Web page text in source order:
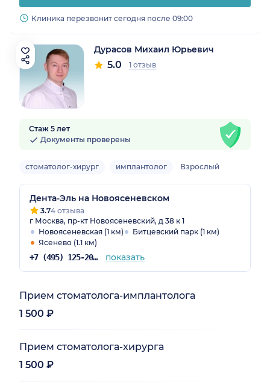
Клиника перезвонит сегодня после 09:00
Дурасов Михаил Юрьевич
5.0 1 отзыв
Стаж 5 лет
Документы проверены
стоматолог-хирург имплантолог Взрослый
Дента-Эль на Новоясеневском
3.74 отзыва
г Москва, пр-кт Новоясеневский, д 38 к 1
Новоясеневская (1 км)
Битцевский парк (1 км)
Ясенево (1.1 км)
+7 (495) 125-20-98 показать
Прием стоматолога-имплантолога
1 500 ₽
Прием стоматолога-хирурга
1 500 ₽